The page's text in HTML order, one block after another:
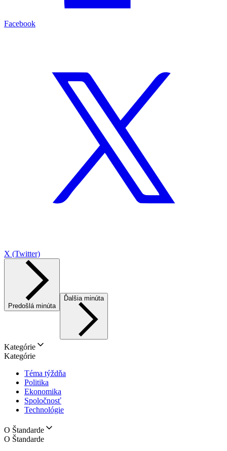
Facebook
X (Twitter)
Predošlá minúta
Ďalšia minúta
Kategórie
Kategórie
Téma týždňa
Politika
Ekonomika
Spoločnosť
Technológie
O Štandarde
O Štandarde